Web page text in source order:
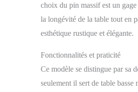
Cette
choix du pin massif est un gage
la longévité de la table tout en
esthétique rustique et élégante.
Fonctionnalités et praticité
Ce modèle se distingue par sa
seulement il sert de table basse